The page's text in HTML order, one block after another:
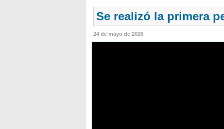
Se realizó la primera
24 de mayo de 2026